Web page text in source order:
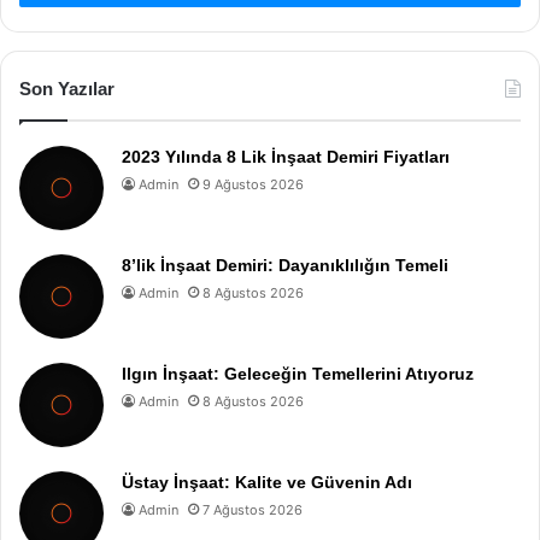
Son Yazılar
2023 Yılında 8 Lik İnşaat Demiri Fiyatları
Admin 9 Ağustos 2026
8’lik İnşaat Demiri: Dayanıklılığın Temeli
Admin 8 Ağustos 2026
Ilgın İnşaat: Geleceğin Temellerini Atıyoruz
Admin 8 Ağustos 2026
Üstay İnşaat: Kalite ve Güvenin Adı
Admin 7 Ağustos 2026